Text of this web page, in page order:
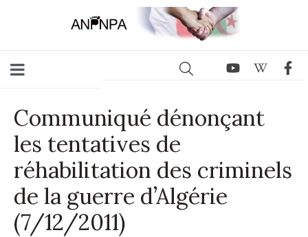
Communiqué dénonçant
les tentatives de
réhabilitation des criminels
de la guerre d’Algérie
(7/12/2011)